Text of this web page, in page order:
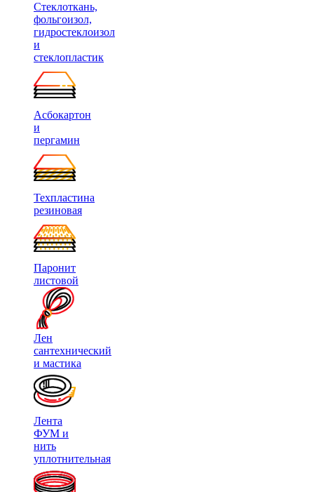
Стеклоткань,
фольгоизол,
гидростеклоизол
и
стеклопластик
Асбокартон
и
пергамин
Техпластина
резиновая
Паронит
листовой
Лен
сантехнический
и мастика
Лента
ФУМ и
нить
уплотнительная